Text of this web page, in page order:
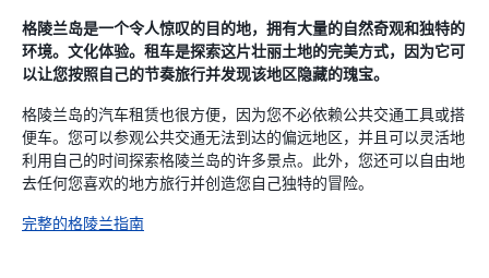
格陵兰岛是一个令人惊叹的目的地，拥有大量的自然奇观和独特的
环境。文化体验。租车是探索这片壮丽土地的完美方式，因为它可
以让您按照自己的节奏旅行并发现该地区隐藏的瑰宝。
格陵兰岛的汽车租赁也很方便，因为您不必依赖公共交通工具或搭
便车。您可以参观公共交通无法到达的偏远地区，并且可以灵活地
利用自己的时间探索格陵兰岛的许多景点。此外，您还可以自由地
去任何您喜欢的地方旅行并创造您自己独特的冒险。
完整的格陵兰指南